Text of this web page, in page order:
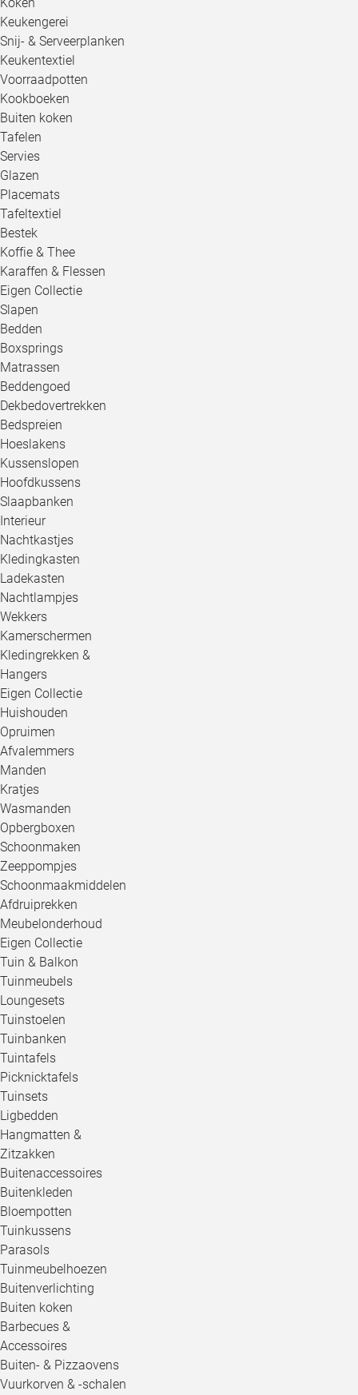
Keukengerei
Snij- & Serveerplanken
Keukentextiel
Voorraadpotten
Kookboeken
Buiten koken
Tafelen
Servies
Glazen
Placemats
Tafeltextiel
Bestek
Koffie & Thee
Karaffen & Flessen
Eigen Collectie
Slapen
Bedden
Boxsprings
Matrassen
Beddengoed
Dekbedovertrekken
Bedspreien
Hoeslakens
Kussenslopen
Hoofdkussens
Slaapbanken
Interieur
Nachtkastjes
Kledingkasten
Ladekasten
Nachtlampjes
Wekkers
Kamerschermen
Kledingrekken &
Hangers
Eigen Collectie
Huishouden
Opruimen
Afvalemmers
Manden
Kratjes
Wasmanden
Opbergboxen
Schoonmaken
Zeeppompjes
Schoonmaakmiddelen
Afdruiprekken
Meubelonderhoud
Eigen Collectie
Tuin & Balkon
Tuinmeubels
Loungesets
Tuinstoelen
Tuinbanken
Tuintafels
Picknicktafels
Tuinsets
Ligbedden
Hangmatten &
Zitzakken
Buitenaccessoires
Buitenkleden
Bloempotten
Tuinkussens
Parasols
Tuinmeubelhoezen
Buitenverlichting
Buiten koken
Barbecues &
Accessoires
Buiten- & Pizzaovens
Vuurkorven & -schalen